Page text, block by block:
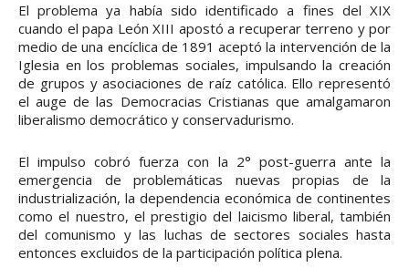
El problema ya había sido identificado a fines del XIX
cuando el papa León XIII apostó a recuperar terreno y por
medio de una encíclica de 1891 aceptó la intervención de la
Iglesia en los problemas sociales, impulsando la creación
de grupos y asociaciones de raíz católica. Ello representó
el auge de las Democracias Cristianas que amalgamaron
liberalismo democrático y conservadurismo.
El impulso cobró fuerza con la 2° post-guerra ante la
emergencia de problemáticas nuevas propias de la
industrialización, la dependencia económica de continentes
como el nuestro, el prestigio del laicismo liberal, también
del comunismo y las luchas de sectores sociales hasta
entonces excluidos de la participación política plena.